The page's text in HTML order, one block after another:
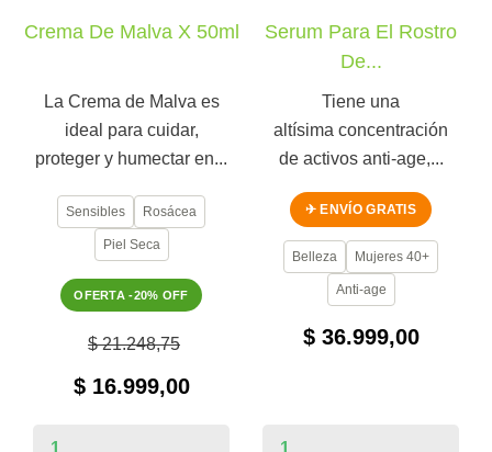
Crema De Malva X 50ml
La Crema de Malva es
ideal para cuidar,
proteger y humectar en...
Sensibles Rosácea
Piel Seca
OFERTA -20% OFF
$ 21.248,75
$ 16.999,00
Serum Para El Rostro
De...
Tiene una
altísima concentración
de activos anti-age,...
✈ ENVÍO GRATIS
Belleza Mujeres 40+
Anti-age
$ 36.999,00